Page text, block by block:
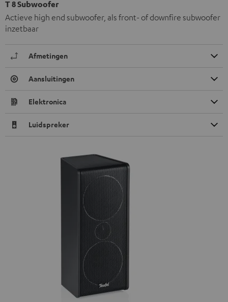
T 8 Subwoofer
Actieve high end subwoofer, als front- of downfire subwoofer
inzetbaar
Afmetingen
Aansluitingen
Elektronica
Luidspreker